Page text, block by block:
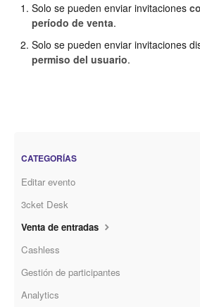
Solo se pueden enviar invitaciones
período de venta.
Solo se pueden enviar invitaciones
permiso del usuario.
CATEGORÍAS
Editar evento
3cket Desk
Venta de entradas
Cashless
Gestión de participantes
Analytics